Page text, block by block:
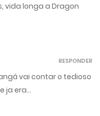
vida longa a Dragon
vai contar o tedioso
ja era…
RESPONDER